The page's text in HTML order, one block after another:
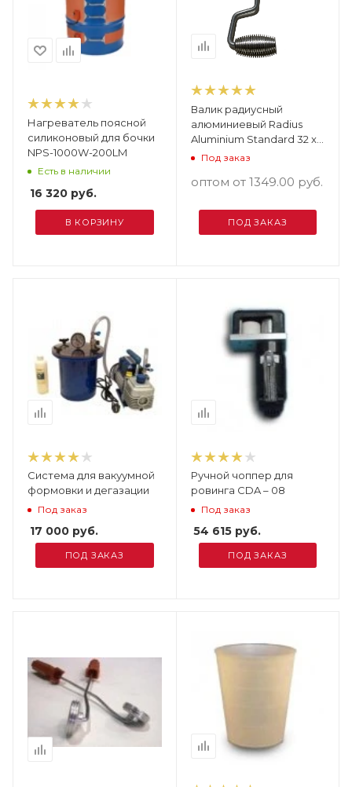
Нагреватель поясной
силиконовый для бочки
NPS-1000W-200LM
Есть в наличии
16 320 руб.
В КОРЗИНУ
Валик радиусный
алюминиевый Radius
Aluminium Standard 32 x
152 x 762 mm
Под заказ
оптом от 1349.00 руб.
ПОД ЗАКАЗ
Система для вакуумной
формовки и дегазации
Под заказ
17 000 руб.
ПОД ЗАКАЗ
Ручной чоппер для
ровинга CDA – 08
Под заказ
54 615руб.
ПОД ЗАКАЗ